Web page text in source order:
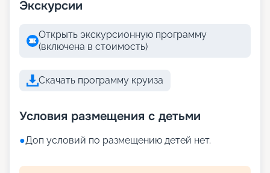
Экскурсии
Открыть экскурсионную программу
(включена в стоимость)
Скачать программу круиза
Условия размещения с детьми
●Доп условий по размещению детей нет.